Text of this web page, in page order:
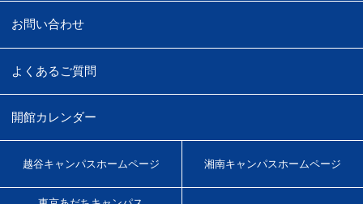
お問い合わせ
よくあるご質問
開館カレンダー
越谷キャンパス ホームページ 湘南キャンパス ホームページ